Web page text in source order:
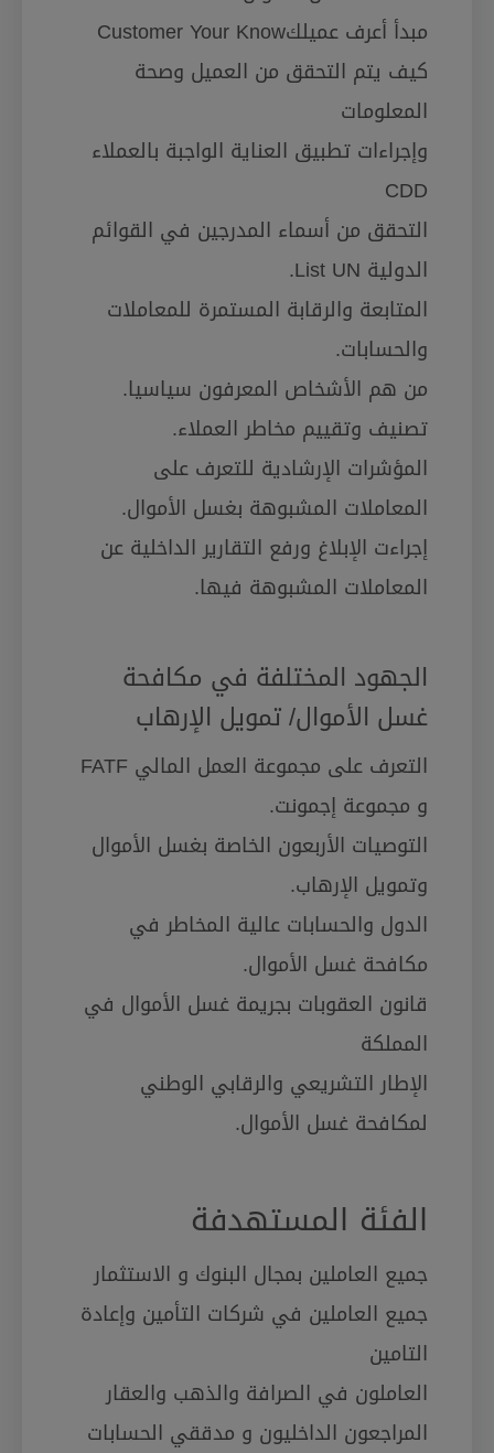
مبدأ أعرف عميلكCustomer Your Know
كيف يتم التحقق من العميل وصحة
المعلومات
وإجراءات تطبيق العناية الواجبة بالعملاء
CDD
التحقق من أسماء المدرجين في القوائم
الدولية List UN.
المتابعة والرقابة المستمرة للمعاملات
والحسابات.
من هم الأشخاص المعرفون سياسيا.
تصنيف وتقييم مخاطر العملاء.
المؤشرات الإرشادية للتعرف على
المعاملات المشبوهة بغسل الأموال.
إجراءت الإبلاغ ورفع التقارير الداخلية عن
المعاملات المشبوهة فيها.
الجهود المختلفة في مكافحة
غسل الأموال/ تمويل الإرهاب
التعرف على مجموعة العمل المالي FATF
و مجموعة إجمونت.
التوصيات الأربعون الخاصة بغسل الأموال
وتمويل الإرهاب.
الدول والحسابات عالية المخاطر في
مكافحة غسل الأموال.
قانون العقوبات بجريمة غسل الأموال في
المملكة
الإطار التشريعي والرقابي الوطني
لمكافحة غسل الأموال.
الفئة المستهدفة
جميع العاملين بمجال البنوك و الاستثمار
جميع العاملين في شركات التأمين وإعادة
التامين
العاملون في الصرافة والذهب والعقار
المراجعون الداخليون و مدققي الحسابات